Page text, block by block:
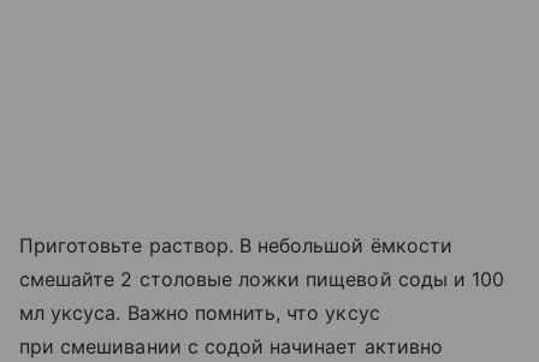
Приготовьте раствор. В небольшой ёмкости
смешайте 2 столовые ложки пищевой соды и 100
мл уксуса. Важно помнить, что уксус
при смешивании с содой начинает активно